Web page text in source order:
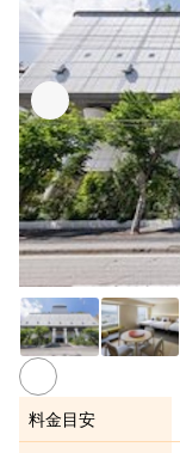
料金目安